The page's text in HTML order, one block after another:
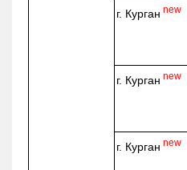
г. Курган new
г. Курган new
г. Курган new